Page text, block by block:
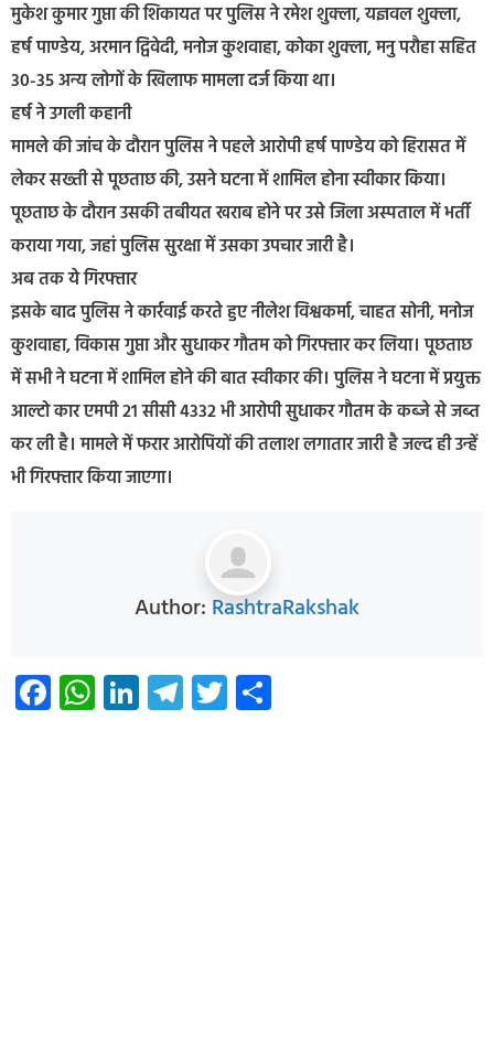
मुकेश कुमार गुप्ता की शिकायत पर पुलिस ने रमेश शुक्ला, यज्ञवल शुक्ला,
हर्ष पाण्डेय, अरमान द्विवेदी, मनोज कुशवाहा, कोका शुक्ला, मनु परौहा सहित
30-35 अन्य लोगों के खिलाफ मामला दर्ज किया था।
हर्ष ने उगली कहानी
मामले की जांच के दौरान पुलिस ने पहले आरोपी हर्ष पाण्डेय को हिरासत में
लेकर सख्ती से पूछताछ की, उसने घटना में शामिल होना स्वीकार किया।
पूछताछ के दौरान उसकी तबीयत खराब होने पर उसे जिला अस्पताल में भर्ती
कराया गया, जहां पुलिस सुरक्षा में उसका उपचार जारी है।
अब तक ये गिरफ्तार
इसके बाद पुलिस ने कार्रवाई करते हुए नीलेश विश्वकर्मा, चाहत सोनी, मनोज
कुशवाहा, विकास गुप्ता और सुधाकर गौतम को गिरफ्तार कर लिया। पूछताछ
में सभी ने घटना में शामिल होने की बात स्वीकार की। पुलिस ने घटना में प्रयुक्त
आल्टो कार एमपी 21 सीसी 4332 भी आरोपी सुधाकर गौतम के कब्जे से जब्त
कर ली है। मामले में फरार आरोपियों की तलाश लगातार जारी है जल्द ही उन्हें
भी गिरफ्तार किया जाएगा।
Author: RashtraRakshak
Facebook
WhatsApp
LinkedIn
Telegram
Twitter